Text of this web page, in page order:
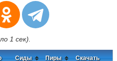
1 сек).
Сиды Пиры Скачать